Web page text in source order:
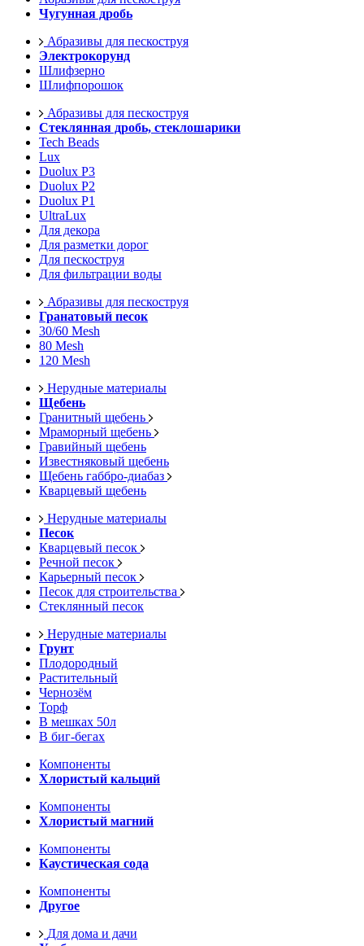
Чугунная дробь
Абразивы для пескоструя
Электрокорунд
Шлифзерно
Шлифпорошок
Абразивы для пескоструя
Стеклянная дробь, стеклошарики
Tech Beads
Lux
Duolux P3
Duolux P2
Duolux P1
UltraLux
Для декора
Для разметки дорог
Для пескоструя
Для фильтрации воды
Абразивы для пескоструя
Гранатовый песок
30/60 Mesh
80 Mesh
120 Mesh
Нерудные материалы
Щебень
Гранитный щебень
Мраморный щебень
Гравийный щебень
Известняковый щебень
Щебень габбро-диабаз
Кварцевый щебень
Нерудные материалы
Песок
Кварцевый песок
Речной песок
Карьерный песок
Песок для строительства
Стеклянный песок
Нерудные материалы
Грунт
Плодородный
Растительный
Чернозём
Торф
В мешках 50л
В биг-бегах
Компоненты
Хлористый кальций
Компоненты
Хлористый магний
Компоненты
Каустическая сода
Компоненты
Другое
Для дома и дачи